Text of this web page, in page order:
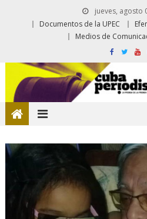
jueves, agosto
Documentos de la UPEC
Medios de